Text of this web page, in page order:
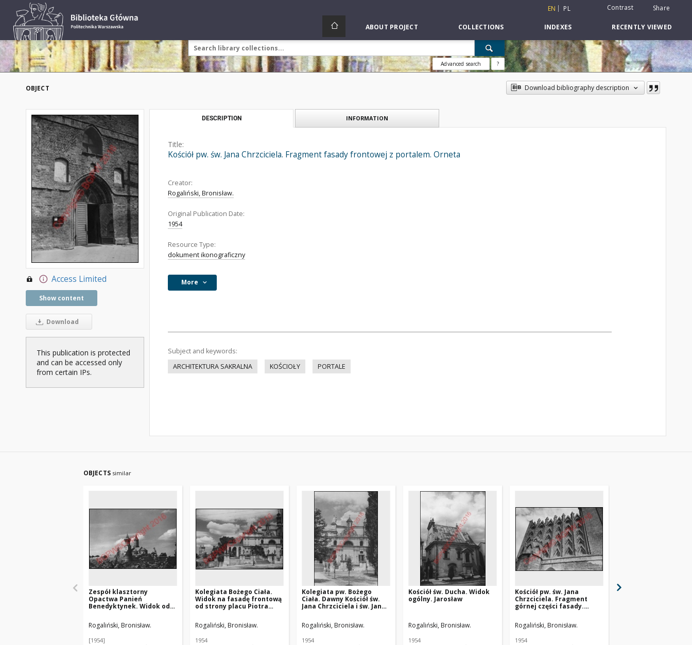
EN PL Contrast Share
ABOUT PROJECT COLLECTIONS INDEXES RECENTLY VIEWED
Advanced search ?
OBJECT Download bibliography description
Access Limited
Show content
Download
This publication is protected
and can be accessed only
from certain IPs.
DESCRIPTION INFORMATION
Title:
Kościół pw. św. Jana Chrzciciela. Fragment fasady frontowej z portalem. Orneta
Creator:
Rogaliński, Bronisław.
Original Publication Date:
1954
Resource Type:
dokument ikonograficzny
More
Subject and keywords:
ARCHITEKTURA SAKRALNA
KOŚCIOŁY PORTALE
OBJECTS similar
Zespół klasztorny
Opactwa Panień
Benedyktynek. Widok od
Rogaliński, Bronisław.
[1954]
Kolegiata Bożego Ciała.
Widok na fasadę frontową
od strony placu Piotra
Rogaliński, Bronisław.
1954
Kolegiata pw. Bożego
Ciała. Dawny Kościół św.
Jana Chrzciciela i św. Jana
Fragment. Jarosław
Rogaliński, Bronisław.
1954
Kościół św. Ducha. Widok
ogólny. Jarosław
Rogaliński, Bronisław.
1954
Kościół pw. św. Jana
Chrzciciela. Fragment
górnej części fasady.
Rogaliński, Bronisław.
1954